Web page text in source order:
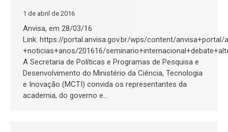
1 de abril de 2016
Anvisa, em 28/03/16
Link: https://portal.anvisa.gov.br/wps/content/
+noticias+anos/201616/
A Secretaria de Políticas e Programas de Pesquisa e
Desenvolvimento do Ministério da Ciência, Tecnologia
e Inovação (MCTI) convida os representantes da
academia, do governo e…